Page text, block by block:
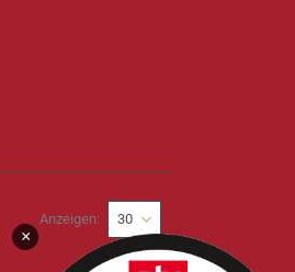
Anzeigen
×